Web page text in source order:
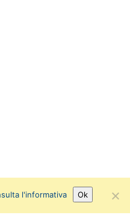
l'informativa Ok